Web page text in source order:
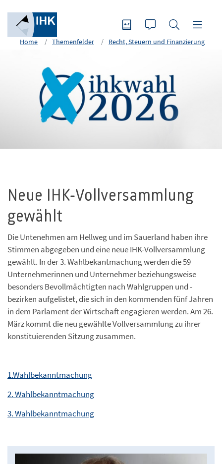
Home Themenfelder Recht, Steuern und Finanzierung
Neue IHK-Vollversammlung
gewählt
Die Untenehmen am Hellweg und im Sauerland haben ihre
Stimmen abgegeben und eine neue IHK-Vollversammlung
gewählt. In der 3. Wahlbekantmachung werden die 59
Unternehmerinnen und Unternehmer beziehungsweise
besonders Bevollmächtigten nach Wahlgruppen und -
bezirken aufgelistet, die sich in den kommenden fünf Jahren
in dem Parlament der Wirtschaft engagieren werden. Am 26.
März kommt die neu gewählte Vollversammlung zu ihrer
konstituierenden Sitzung zusammen.
1.Wahlbekanntmachung
2. Wahlbekanntmachung
3. Wahlbekanntmachung